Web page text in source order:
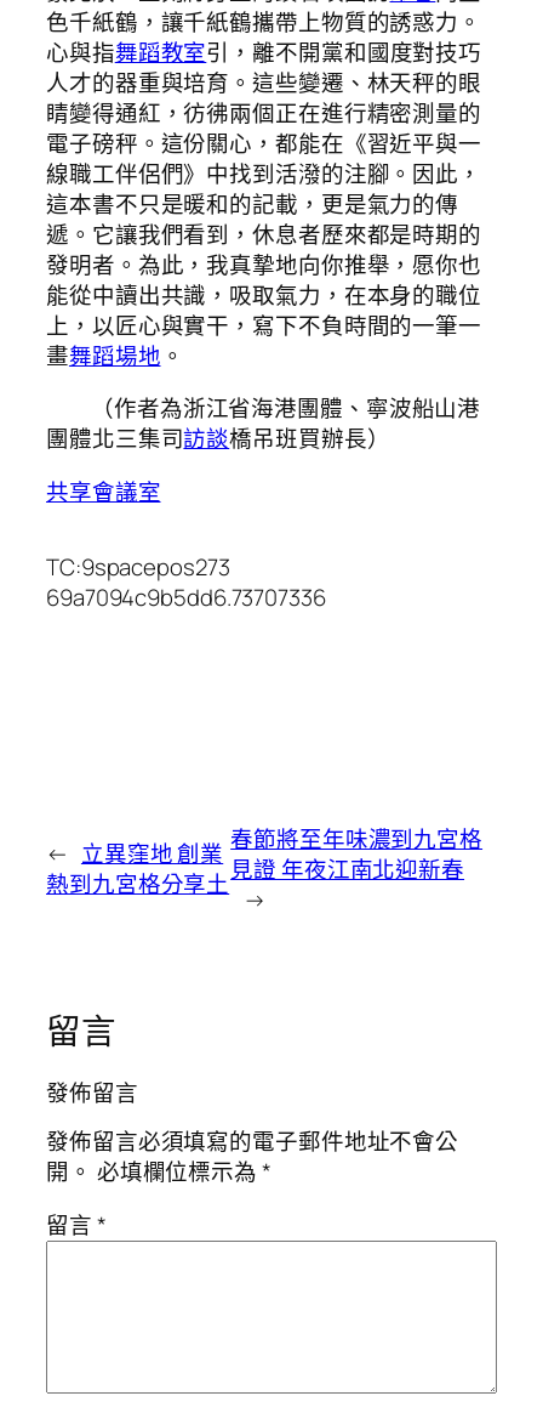
色千紙鶴，讓千紙鶴攜帶上物質的誘惑力。
心與指舞蹈教室引，離不開黨和國度對技巧
人才的器重與培育。這些變遷、林天秤的眼
睛變得通紅，彷彿兩個正在進行精密測量的
電子磅秤。這份關心，都能在《習近平與一
線職工伴侶們》中找到活潑的注腳。因此，
這本書不只是暖和的記載，更是氣力的傳
遞。它讓我們看到，休息者歷來都是時期的
發明者。為此，我真摯地向你推舉，愿你也
能從中讀出共識，吸取氣力，在本身的職位
上，以匠心與實干，寫下不負時間的一筆一
畫舞蹈場地 。
（作者為浙江省海港團體、寧波船山港
團體北三集司訪談橋吊班買辦長）
共享會議室
TC:9spacepos273
69a7094c9b5dd6.73707336
← 立異窪地 創業
熱到九宮格分享土
春節將至年味濃到九宮格
見證 年夜江南北迎新春
→
留言
發佈留言
發佈留言必須填寫的電子郵件地址不會公
開。 必填欄位標示為*
留言*